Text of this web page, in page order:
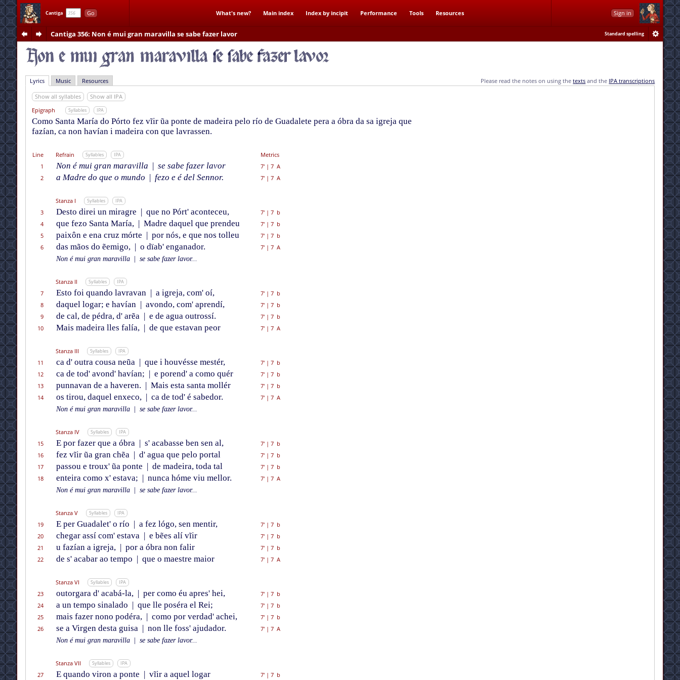
Cantiga Go What's new? Main index Index by incipit Performance Tools Resources Sign in
Cantiga 356: Non é mui gran maravilla se sabe fazer lavor Standard spelling
Lyrics Music Resources Please read the notes on using thetexts and the IPA transcriptions
Show all syllables
Show all IPA
Epigraph
Syllables IPA
Como Santa María do Pórto fez vĩir ũa ponte de madeira pelo río de Guadalete pera a óbra da sa igreja que
fazían, ca non havían i madeira con que lavrassen.
Line Refrain Syllables IPA
Metrics
1
Non é mui gran maravilla | se sabe fazer lavor 7'| 7 A
2
a Madre do que o mundo | fezo e é del Sennor. 7'| 7 A
Stanza I Syllables IPA
3 Desto direi un miragre | que no Pórt' aconteceu, 7'| 7 b
4
que fezo Santa María, | Madre daquel que prendeu 7'| 7 b
5
paixôn e ena cruz mórte | por nós, e que nos tolleu 7'| 7 b
6
das mãos do ẽemigo, | o dïab' enganador. 7'| 7 A
Non é mui gran maravilla
se sabe fazer lavor...
Stanza II Syllables IPA
7 Esto foi quando lavravan | a igreja, com' oí, 7'| 7 b
8
daquel logar; e havían | avondo, com' aprendí, 7'| 7 b
9
de cal, de pédra, d' arẽa | e de agua outrossí. 7'| 7 b
10
Mais madeira lles falía, | de que estavan peor 7'| 7 A
Stanza III Syllables IPA
11 ca d' outra cousa neũa | que i houvésse mestér, 7'| 7 b
12
ca de tod' avond' havían; | e porend' a como quér 7'| 7 b
13
punnavan de a haveren. | Mais esta santa mollér 7'| 7 b
14
os tirou, daquel enxeco, | ca de tod' é sabedor. 7'| 7 A
Non é mui gran maravilla
se sabe fazer lavor...
Stanza IV Syllables IPA
15 E por fazer que a óbra | s' acabasse ben sen al, 7'| 7 b
16
fez vĩir ũa gran chẽa | d' agua que pelo portal 7'| 7 b
17
passou e troux' ũa ponte | de madeira, toda tal 7'| 7 b
18
enteira como x' estava; | nunca hóme viu mellor. 7'| 7 A
Non é mui gran maravilla
se sabe fazer lavor...
Stanza V Syllables IPA
19 E per Guadalet' o río | a fez lógo, sen mentir, 7'| 7 b
20
chegar assí com' estava | e bẽes alí vĩir 7'| 7 b
21
u fazían a igreja, | por a óbra non falir 7'| 7 b
22
de s' acabar ao tempo | que o maestre maior 7'| 7 A
Stanza VI Syllables IPA
23 outorgara d' acabá-la, | per como éu apres' hei, 7'| 7 b
24
a un tempo sinalado | que lle poséra el Rei; 7'| 7 b
25
mais fazer nono podéra, | como por verdad' achei, 7'| 7 b
26
se a Virgen desta guisa | non lle foss' ajudador. 7'| 7 A
Non é mui gran maravilla
se sabe fazer lavor...
Stanza VII Syllables IPA
27 E quando viron a ponte | vĩir a aquel logar 7'| 7 b